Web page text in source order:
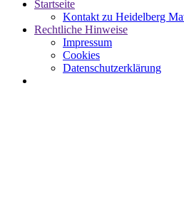
Startseite
Kontakt zu Heidelberg
Rechtliche Hinweise
Impressum
Cookies
Datenschutzerklärung